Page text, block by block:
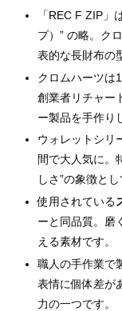
「REC F ZIP」
プ）” の略。ク
表的な長財布の
クロムハーツは
創業者リチャー
ー製品を手作り
ウォレットシリ
間で大人気に。
しさ”の象徴と
使用されている
ーと同品質。磨
える素材です。
職人の手作業で
表情に個体差が
力の一つです。